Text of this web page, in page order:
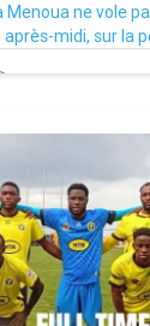
Menoua ne vole
midi, sur la
Par MenouActu